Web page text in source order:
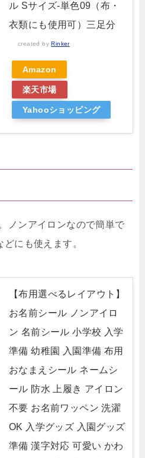
ル Sサイズ-単色09（布・
衣類にも使用可）三足分
created byRinker
Amazon
楽天市場
Yahooショッピング
ノンアイロンなので簡単で
にも使えます。
【布用選べるレイアウト】
お名前シール ノンアイロ
ン 名前シール 小学校 入学
準備 幼稚園 入園準備 布用
おなまえシール ネームシ
ール 防水 上履き アイロン
不要 お名前ワッペン 洗濯
OK 入学グッズ 入園グッズ
準備 漢字対応 可愛い かわ